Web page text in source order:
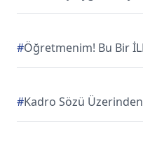
#Öğretmenim! Bu Bir
#Kadro Sözü Üzerinden